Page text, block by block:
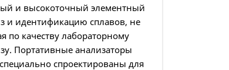
и высокоточный элементный
и идентификацию сплавов, не
по качеству лабораторному
Портативные анализаторы
спроектированы для